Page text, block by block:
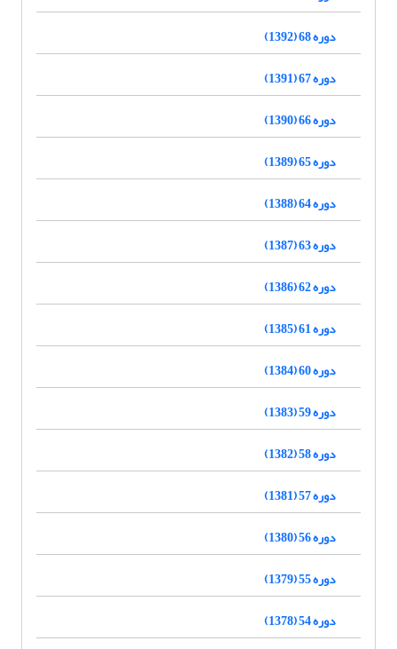
دوره 68 (1392)
دوره 67 (1391)
دوره 66 (1390)
دوره 65 (1389)
دوره 64 (1388)
دوره 63 (1387)
دوره 62 (1386)
دوره 61 (1385)
دوره 60 (1384)
دوره 59 (1383)
دوره 58 (1382)
دوره 57 (1381)
دوره 56 (1380)
دوره 55 (1379)
دوره 54 (1378)